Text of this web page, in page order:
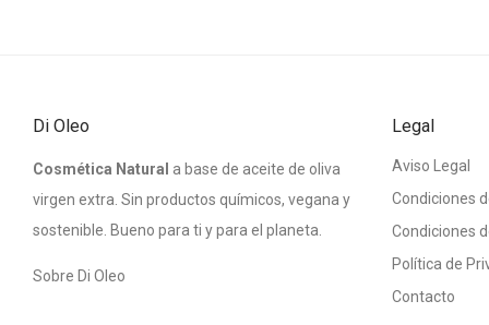
Di Oleo
Cosmética Natural a base de aceite de oliva
virgen extra. Sin productos químicos, vegana y
sostenible. Bueno para ti y para el planeta.
Sobre Di Oleo
Legal
Aviso Legal
Condiciones
Condiciones
Política de
Contacto